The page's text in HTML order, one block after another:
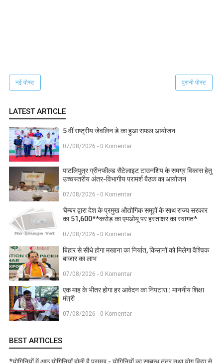
नई पोस्ट पुरानी पोस्ट
LATEST ARTICLE
5 वीं राष्ट्रीय जेवलिन डे का हुआ सफल आयोजन
07/08/2026 - 0 Komentar
पाटलिपुत्र ग्रीनफील्ड सैटेलाइट टाउनशिप के समग्र विकास हेतु
उच्चस्तरीय अंतर-विभागीय परामर्श बैठक का आयोजन
07/08/2026 - 0 Komentar
चैम्बर द्वारा देश के प्रमुख औद्योगिक समूहों के साथ राज्य सरकार
का 51,600**करोड़ का एमओयू पर हस्ताक्षर का स्वागत*
07/08/2026 - 0 Komentar
बिहार से सीधे होगा मखाना का निर्यात, किसानों को मिलेगा वैश्विक
बाजार का लाभ
07/08/2026 - 0 Komentar
एक माह के भीतर होगा हर आवेदन का निपटारा : माननीय शिक्षा
मंत्री
07/08/2026 - 0 Komentar
BEST ARTICLES